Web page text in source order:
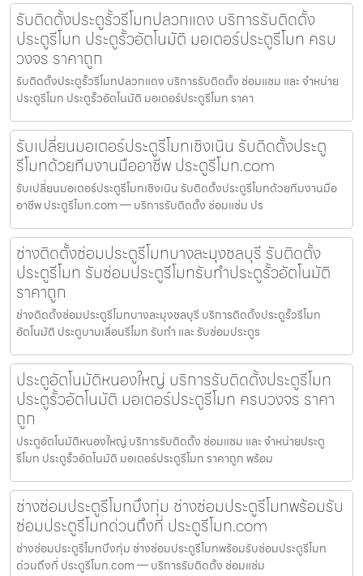
รับติดตั้งประตูรั้วรีโมทปลวกแดง บริการรับติดตั้ง
ประตูรีโมท ประตูรั้วอัตโนมัติ มอเตอร์ประตูรีโมท ครบ
วงจร ราคาถูก
รับติดตั้งประตูรั้วรีโมทปลวกแดง บริการรับติดตั้ง ซ่อมแซม และ จำหน่าย
ประตูรีโมท ประตูรั้วอัตโนมัติ มอเตอร์ประตูรีโมท ราคา
รับเปลี่ยนมอเตอร์ประตูรีโมทเชิงเนิน รับติดตั้งประตู
รีโมทด้วยทีมงานมืออาชีพ ประตูรีโมท.com
รับเปลี่ยนมอเตอร์ประตูรีโมทเชิงเนิน รับติดตั้งประตูรีโมทด้วยทีมงานมือ
อาชีพ ประตูรีโมท.com — บริการรับติดตั้ง ซ่อมแซ่ม ปร
ช่างติดตั้งซ่อมประตูรีโมทบางละมุงชลบุรี รับติดตั้ง
ประตูรีโมท รับซ่อมประตูรีโมทรับทำประตูรั้วอัตโนมัติ
ราคาถูก
ช่างติดตั้งซ่อมประตูรีโมทบางละมุงชลบุรี บริการติดตั้งประตูรั้วรีโมท
อัตโนมัติ ประตูบานเลื่อนรีโมท รับทำ และ รับซ่อมประตูร
ประตูอัตโนมัติหนองใหญ่ บริการรับติดตั้งประตูรีโมท
ประตูรั้วอัตโนมัติ มอเตอร์ประตูรีโมท ครบวงจร ราคา
ถูก
ประตูอัตโนมัติหนองใหญ่ บริการรับติดตั้ง ซ่อมแซม และ จำหน่ายประตู
รีโมท ประตูรั้วอัตโนมัติ มอเตอร์ประตูรีโมท ราคาถูก พร้อม
ช่างซ่อมประตูรีโมทบึงกุ่ม ช่างซ่อมประตูรีโมทพร้อมรับ
ซ่อมประตูรีโมทด่วนถึงที่ ประตูรีโมท.com
ช่างซ่อมประตูรีโมทบึงกุ่ม ช่างซ่อมประตูรีโมทพร้อมรับซ่อมประตูรีโมท
ด่วนถึงที่ ประตูรีโมท.com — บริการรับติดตั้ง ซ่อมแซ่ม